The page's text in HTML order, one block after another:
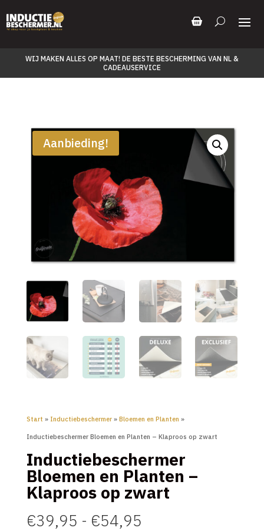
WIJ MAKEN ALLES OP MAAT! DE BESTE BESCHERMING VAN NL &
CADEAUSERVICE
Aanbieding!
Start » Inductiebeschermer» Bloemen en Planten »
Inductiebeschermer Bloemen en Planten – Klaproos op zwart
Inductiebeschermer
Bloemen en Planten –
Klaproos op zwart
€39,95 - €54,95